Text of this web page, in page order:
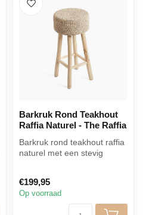
Barkruk Rond Teakhout
Raffia Naturel - The Raffia
Barkruk rond teakhout raffia
naturel met een stevig
€199,95
Op voorraad